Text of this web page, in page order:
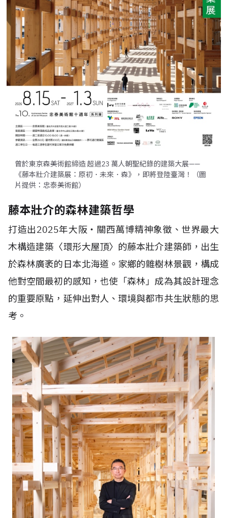
曾於東京森美術館締造 超過23 萬人朝聖紀錄的建築大展——
《藤本壯介建築展：原初．未來．森》，即將登陸臺灣！（圖
片提供：忠泰美術館）
藤本壯介的森林建築哲學
打造出2025年大阪・關西萬博精神象徵、世界最大
木構造建築〈環形大屋頂〉的藤本壯介建築師，出生
於森林廣袤的日本北海道。家鄉的雜樹林景觀，構成
他對空間最初的感知，也使「森林」成為其設計理念
的重要原點，延伸出對人、環境與都市共生狀態的思
考。